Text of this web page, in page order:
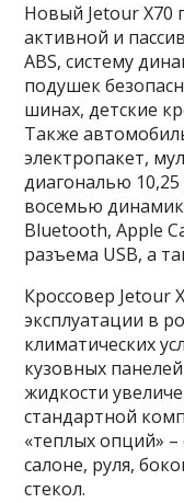
Новый Jetour X70
активной и
ABS, систему
подушек
шинах, детские
Также
электропакет,
диагональю
восемью
Bluetooth, Apple
разъема USB, а
Кроссовер Jetour
эксплуатации в
климатических
кузовных
жидкости
стандартной
«теплых опций»
салоне, руля,
стекол.